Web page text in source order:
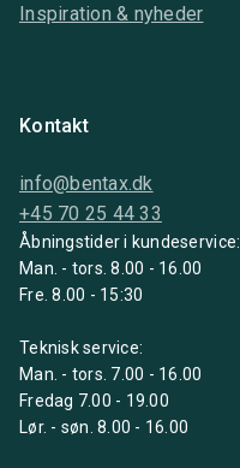
Inspiration & nyheder
Kontakt
info@bentax.dk
+45 70 25 44 33
Åbningstider i kundeservice:
Man. - tors. 8.00 - 16.00
Fre. 8.00 - 15:30
Teknisk service:
Man. - tors. 7.00 - 16.00
Fredag 7.00 - 19.00
Lør. - søn. 8.00 - 16.00